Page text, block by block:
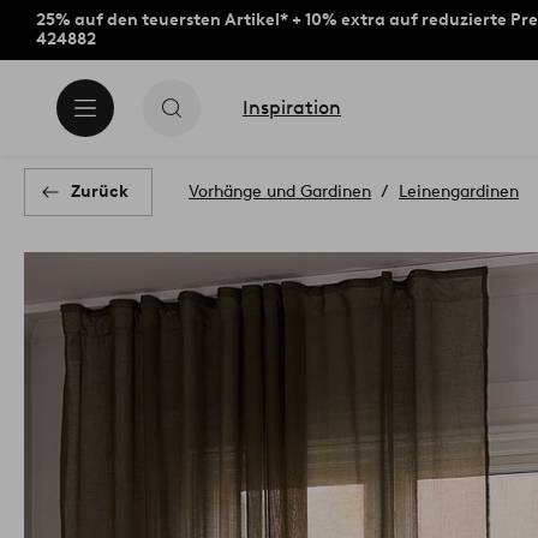
25% auf den teuersten Artikel* + 10% extra auf reduzierte
424882
Inspiration
Zurück Vorhänge und Gardinen Leinengardinen